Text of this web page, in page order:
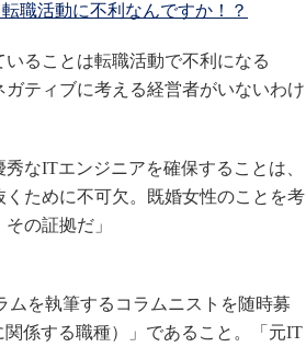
職活動に不利なんですか！？
ることは転職活動で不利になる
ティブに考える経営者がいないわけ
なITエンジニアを確保することは、
ために不可欠。既婚女性のことを考
の証拠だ」
を執筆するコラムニストを随時募
係する職種）」であること。「元IT